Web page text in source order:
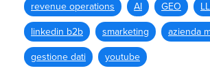
revenue operations AI GEO
linkedin b2b smarketing azienda
gestione dati youtube